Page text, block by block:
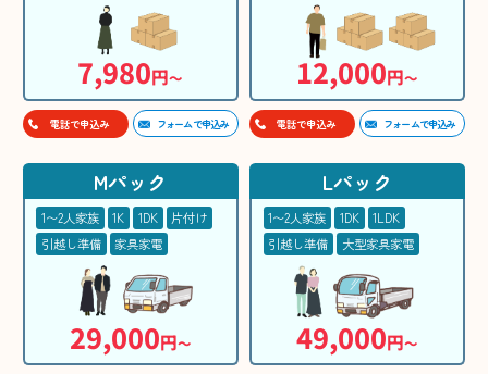
7,980円〜
電話で申込み フォームで申込み
12,000円〜
電話で申込み フォームで申込み
Mパック
1〜2人家族 1K 1DK
片付け
引越し準備
家具家電
29,000円〜
Lパック
1〜2人家族 1DK
1LDK
引越し準備
大型家具家電
49,000円〜